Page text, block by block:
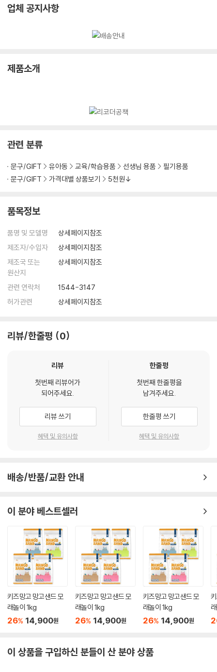
업체 공지사항
제품소개
관련 분류
문구/GIFT 유아동 교육/학습용품 선생님 용품
필기용품
문구/GIFT
가격대별 상품보기 5천원↓
품목정보
품명 및 모델명
상세페이지참조
제조자/수입자
상세페이지참조
제조국 또는
원산지
상세페이지참조
관련 연락처
1544-3147
허가관련
상세페이지참조
리뷰/한줄평 0
리뷰
첫번째 리뷰어가
되어주세요.
리뷰 쓰기
혜택 및 유의사항
한줄평
첫번째 한줄평을
남겨주세요.
한줄평 쓰기
혜택 및 유의사항
배송/반품/교환 안내
이 분야 베스트셀러
키즈망고 망고샌드 모
래놀이 1kg
26% 14,900원
키즈망고 망고샌드 모
래놀이 1kg
26% 14,900원
키즈망고 망고샌드 모
래놀이 1kg
26% 14,900원
이 상품을 구입하신 분들이 산 분야 상품